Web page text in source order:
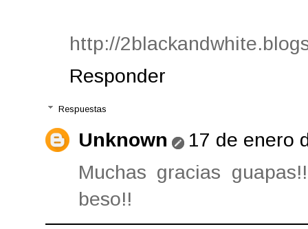
http://
Responder
Respuestas
Unknown
17 de enero
Muchas gracias
beso!!